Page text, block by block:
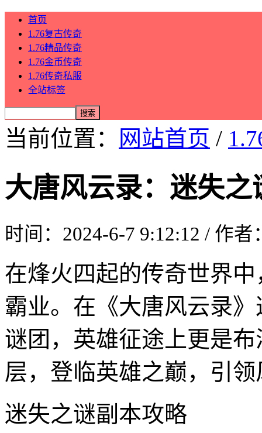
首页
1.76复古传奇
1.76精品传奇
1.76金币传奇
1.76传奇私服
全站标签
当前位置： 网站首页 /
大唐风云录：迷失
时间：2024-6-7 9:12:12 / 作
在烽火四起的传奇世界
霸业。在《大唐风云录
谜团，英雄征途上更是
层，登临英雄之巅，引领
迷失之谜副本攻略